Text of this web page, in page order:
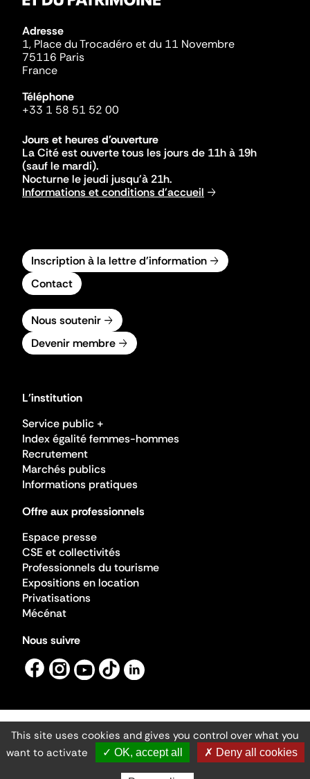
Adresse
1, Place du Trocadéro et du 11 Novembre
75116 Paris
France
Téléphone
+33 1 58 51 52 00
Jours et heures d'ouverture
La Cité est ouverte tous les jours de 11h à 19h
(sauf le mardi).
Nocturne le jeudi jusqu'à 21h.
Informations et conditions d'accueil
Inscription à la lettre d'information
Contact
Nous soutenir
Devenir membre
L'institution
Service public +
Index égalité femmes-hommes
Recrutement
Marchés publics
Informations pratiques
Offre aux professionnels
Espace presse
CSE et collectivités
Professionnels du tourisme
Expositions en location
Privatisations
Mécénat
Nous suivre
Mentions légales
Gestion des cookies
Accessibilité numérique
Ministère de la Culture ©2026
- Cité de l'architecture et du patrimoine
This site uses cookies and gives you control over what you
want to activate
✓ OK, accept all ✗ Deny all cookies